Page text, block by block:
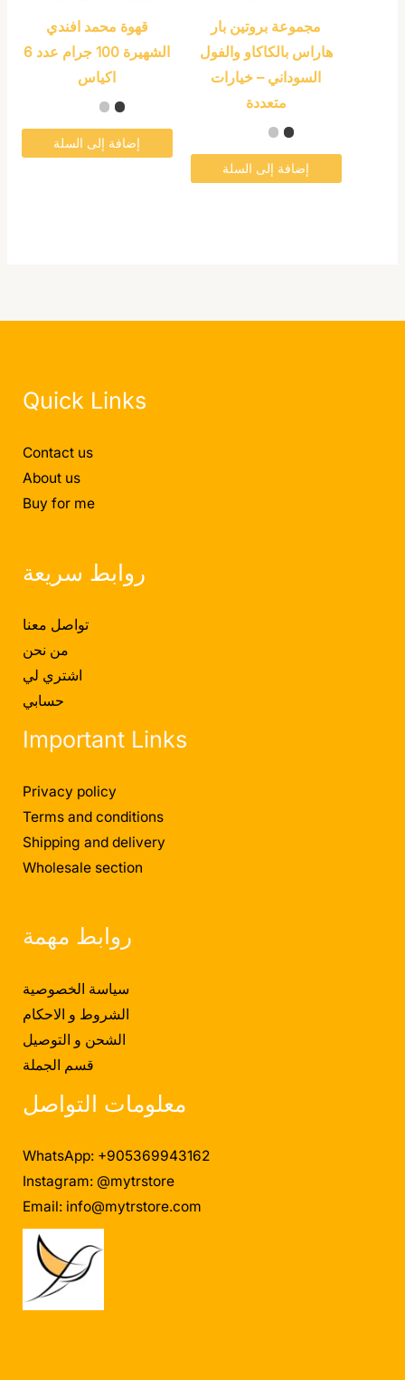
مجموعة بروتين بار
هاراس بالكاكاو والفول
السوداني – خيارات
متعددة
إضافة إلى السلة
يمكن
اختيار
الخيارات
المنتج
قهوة محمد افندي
الشهيرة 100 جرام عدد 6
اكياس
إضافة إلى السلة
Quick Links
Contact us
About us
Buy for me
روابط سريعة
تواصل معنا
من نحن
اشتري لي
حسابي
Important Links
Privacy policy
Terms and conditions
Shipping and delivery
Wholesale section
روابط مهمة
سياسة الخصوصية
الشروط و الاحكام
الشحن و التوصيل
قسم الجملة
معلومات التواصل
WhatsApp: +905369943162
Instagram: @mytrstore
Email: info@mytrstore.com